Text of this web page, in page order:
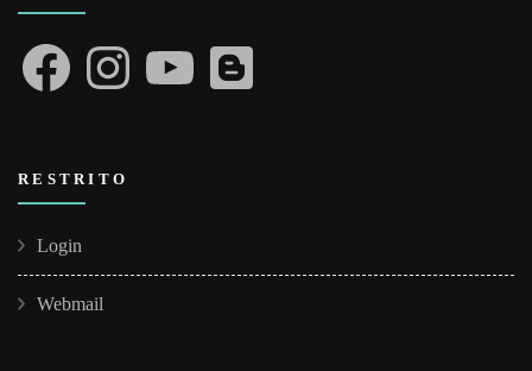
FacebookInstagramYouTube Blogger
RESTRITO
Login
Webmail